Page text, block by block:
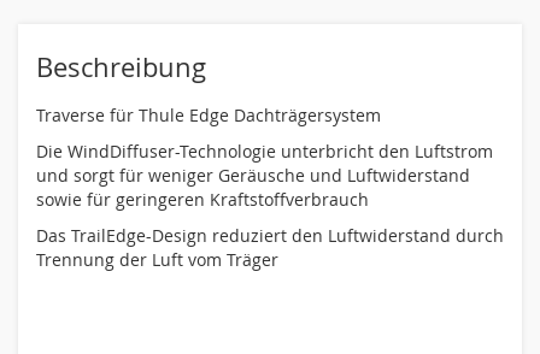
Beschreibung
Traverse für Thule Edge Dachträgersystem
Die WindDiffuser-Technologie unterbricht den Luftstrom
und sorgt für weniger Geräusche und Luftwiderstand
sowie für geringeren Kraftstoffverbrauch
Das TrailEdge-Design reduziert den Luftwiderstand durch
Trennung der Luft vom Träger